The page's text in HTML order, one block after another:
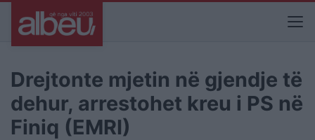
Drejtonte mjetin në gjendje të
dehur, arrestohet kreu i PS në
Finiq (EMRI)